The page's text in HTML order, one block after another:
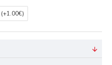
(+1.00€)